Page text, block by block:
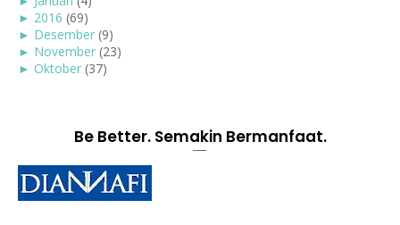
► 2016 (69)
► Desember (9)
► November (23)
► Oktober (37)
Be Better. Semakin Bermanfaat.